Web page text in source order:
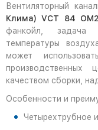
Вентиляторный
Клима) VCT 84
фанкойл, задача
температуры
может
производственных
качеством сборки,
Особенности и
Четырехтрубное